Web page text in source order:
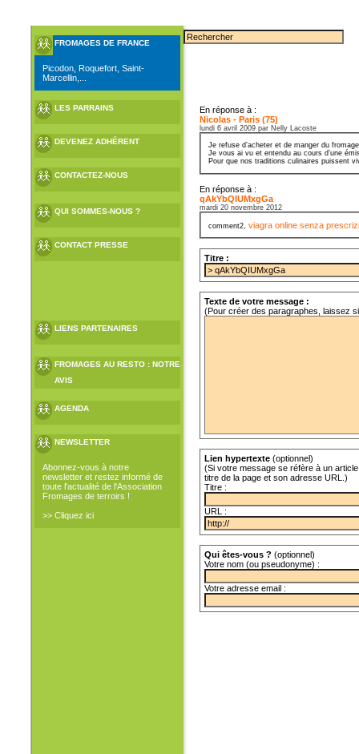
FROMAGES DE FRANCE
Picodon, Roquefort, Saint-
Marcellin,...
LES PARRAINS
DEVENEZ ADHÉRENT
CONTACTEZ-NOUS
QUI SOMMES-NOUS ?
CONTACT PRESSE
LIENS PARTENAIRES
FROMAGES AU RESTO : NOTRE
AVIS
AGENDA
NEWSLETTER
Abonnez-vous à notre
newsletter et restez informé de
toute l'actualité de l'Association
Fromages de terroirs !
>> Cliquez ici
En réponse à :
Nicolas - Paris (75)
lundi 6 avril 2009 par Nelly Lacoste
Je refuse d’acheter et de manger du
Je vous ai vu et entendu au cours d’une
Pour que nos traditions culinaires puissent
En réponse à :
qAkYbQIUMxgGa
mardi 20 novembre 2012
comment2,viagra online senza
Titre :
Texte de votre message :
(Pour créer des paragraphes, laissez
Lien hypertexte (optionnel)
(Si votre message se réfère à un
titre de la page et son adresse URL.)
Titre :
URL :
Qui êtes-vous ? (optionnel)
Votre nom (ou pseudonyme) :
Votre adresse email :